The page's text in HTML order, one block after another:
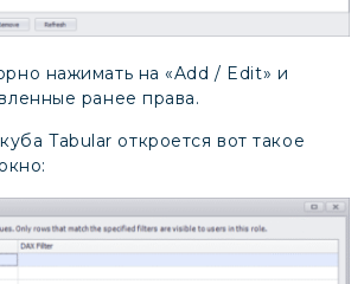
нажимать на «Add / Edit» и
ранее права.
Tabular откроется вот такое